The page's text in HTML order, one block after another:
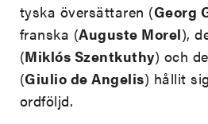
tyska översättaren (Georg
franska (Auguste Morel),
(Miklós Szentkuthy) och
(Giulio de Angelis) hållit
ordföljd.